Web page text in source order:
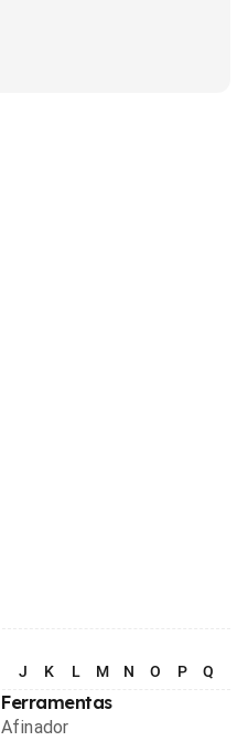
J K L M N O P Q
Ferramentas
Afinador